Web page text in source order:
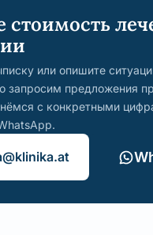
стоимость
или опишите
запросим предложения
с конкретными